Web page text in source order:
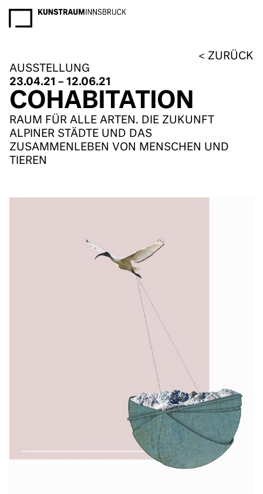
ZURÜCK
AUSSTELLUNG
23.04.21 – 12.06.21
COHABITATION
RAUM FÜR ALLE ARTEN. DIE ZUKUNFT
ALPINER STÄDTE UND DAS
ZUSAMMENLEBEN VON MENSCHEN UND
TIEREN